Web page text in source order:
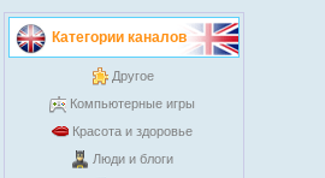
Категории каналов
Другое
Компьютерные игры
Красота и здоровье
Люди и блоги